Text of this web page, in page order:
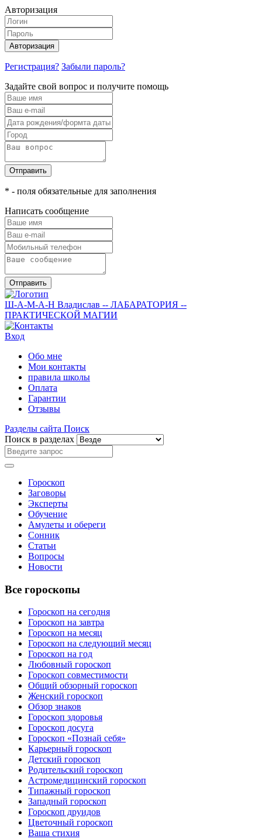
Авторизация
Авторизация
Регистрация? Забыли пароль?
Задайте свой вопрос и получите помощь
Отправить
* - поля обязательные для заполнения
Написать сообщение
Отправить
Ш-А-М-А-Н Владислав -- ЛАБАРАТОРИЯ --
ПРАКТИЧЕСКОЙ МАГИИ
Вход
Обо мне
Мои контакты
правила школы
Оплата
Гарантии
Отзывы
Разделы сайта Поиск
Поиск в разделах
Гороскоп
Заговоры
Эксперты
Обучение
Амулеты и обереги
Сонник
Статьи
Вопросы
Новости
Все гороскопы
Гороскоп на сегодня
Гороскоп на завтра
Гороскоп на месяц
Гороскоп на следующий месяц
Гороскоп на год
Любовный гороскоп
Гороскоп совместимости
Общий обзорный гороскоп
Женский гороскоп
Обзор знаков
Гороскоп здоровья
Гороскоп досуга
Гороскоп «Познай себя»
Карьерный гороскоп
Детский гороскоп
Родительский гороскоп
Астромедицинский гороскоп
Типажный гороскоп
Западный гороскоп
Гороскоп друидов
Цветочный гороскоп
Ваша стихия